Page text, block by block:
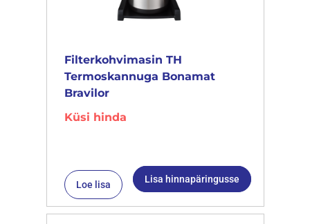
Filterkohvimasin TH
Termoskannuga Bonamat
Bravilor
Küsi hinda
Loe lisa Lisa hinnapäringusse